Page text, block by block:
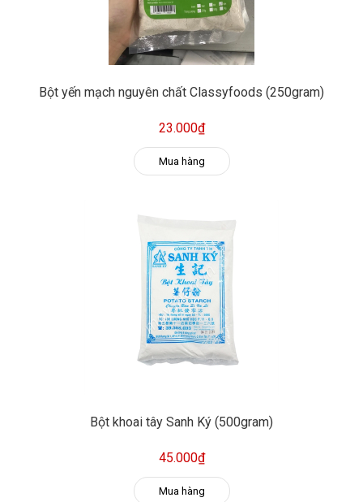
Bột yến mạch nguyên chất Classyfoods (250gram)
23.000₫
Mua hàng
Bột khoai tây Sanh Ký (500gram)
45.000₫
Mua hàng